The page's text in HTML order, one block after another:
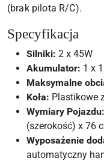
(brak pilota R/C).
Specyfikacja
Silniki: 2 x 45W
Akumulator: 1 x
Maksymalne
Koła: Plastikowe
Wymiary Pojazdu:
(szerokość) x 76
Wyposażenie
automatyczny